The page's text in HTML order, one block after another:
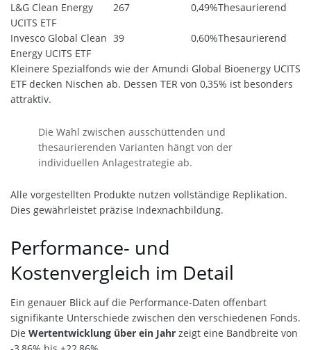
L&G Clean Energy
UCITS ETF
267 0,49%Thesaurierend
Invesco Global Clean
Energy UCITS ETF
39 0,60%Thesaurierend
Kleinere Spezialfonds wie der Amundi Global Bioenergy UCITS
ETF decken Nischen ab. Dessen TER von 0,35% ist besonders
attraktiv.
Die Wahl zwischen ausschüttenden und
thesaurierenden Varianten hängt von der
individuellen Anlagestrategie ab.
Alle vorgestellten Produkte nutzen vollständige Replikation.
Dies gewährleistet präzise Indexnachbildung.
Performance- und
Kostenvergleich im Detail
Ein genauer Blick auf die Performance-Daten offenbart
signifikante Unterschiede zwischen den verschiedenen Fonds.
Die Wertentwicklung über ein Jahr zeigt eine Bandbreite von